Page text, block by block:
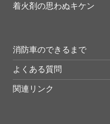
着火剤の思わぬキケン
消防車のできるまで
よくある質問
関連リンク